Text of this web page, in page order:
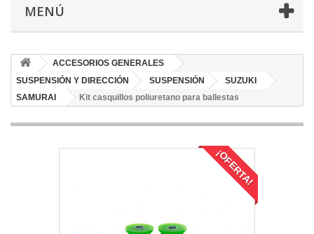
MENÚ
ACCESORIOS GENERALES
SUSPENSIÓN Y DIRECCIÓN
SUSPENSIÓN
SUZUKI
SAMURAI
Kit casquillos poliuretano para ballestas
¡OFERTA!